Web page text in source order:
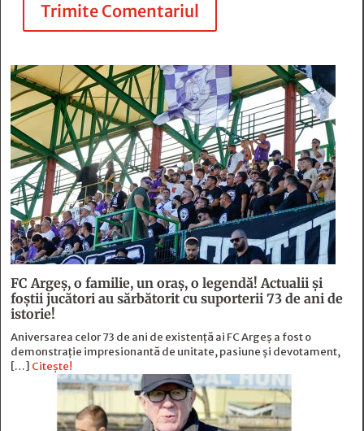
Trimite Comentariul
FC Argeş, o familie, un oraș, o legendă! Actualii şi
foştii jucători au sărbătorit cu suporterii 73 de ani de
istorie!
Aniversarea celor 73 de ani de existență ai FC Argeș a fost o
demonstrație impresionantă de unitate, pasiune și devotament,
[…] Citește!